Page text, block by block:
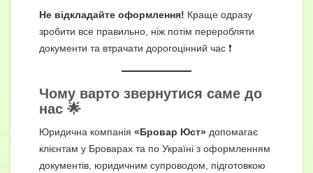
Не відкладайте оформлення! Краще одразу
зробити все правильно, ніж потім переробляти
документи та втрачати дорогоцінний час ❗
Чому варто звернутися саме до
нас 🌟
Юридична компанія «Бровар Юст» допомагає
клієнтам у Броварах та по Україні з оформленням
документів, юридичним супроводом, підготовкою